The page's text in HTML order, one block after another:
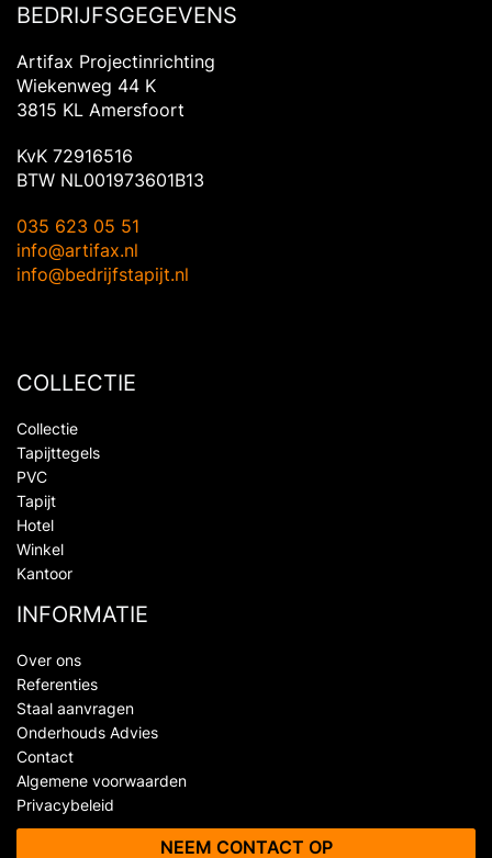
BEDRIJFSGEGEVENS
Artifax Projectinrichting
Wiekenweg 44 K
3815 KL Amersfoort
KvK 72916516
BTW NL001973601B13
035 623 05 51
info@artifax.nl
info@bedrijfstapijt.nl
COLLECTIE
Collectie
Tapijttegels
PVC
Tapijt
Hotel
Winkel
Kantoor
INFORMATIE
Over ons
Referenties
Staal aanvragen
Onderhouds Advies
Contact
Algemene voorwaarden
Privacybeleid
NEEM CONTACT OP